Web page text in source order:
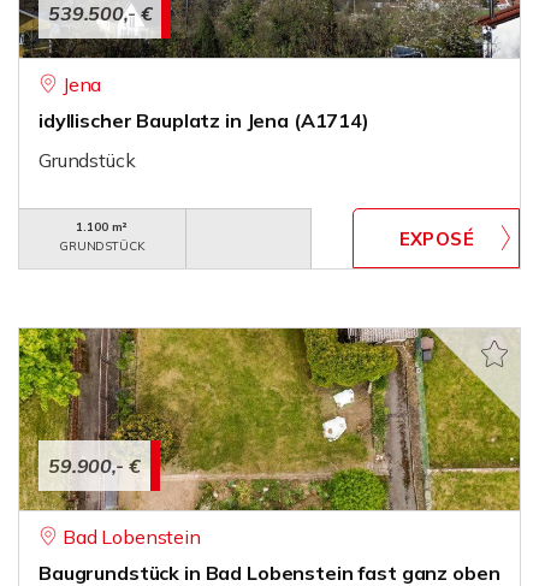
539.500,- €
Jena
idyllischer Bauplatz in Jena (A1714)
Grundstück
1.100 m²
GRUNDSTÜCK
59.900,- €
Bad Lobenstein
Baugrundstück in Bad Lobenstein fast ganz oben